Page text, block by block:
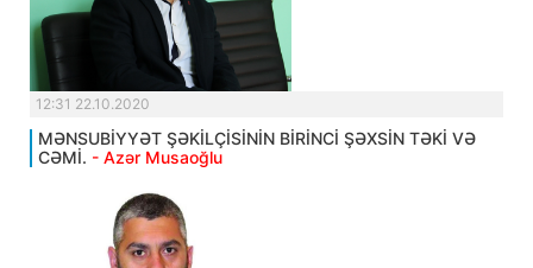
12:31 22.10.2020
MƏNSUBİYYƏT ŞƏKİLÇİSİNİN BİRİNCİ ŞƏXSİN TƏKİ VƏ
CƏMİ. - Azər Musaoğlu